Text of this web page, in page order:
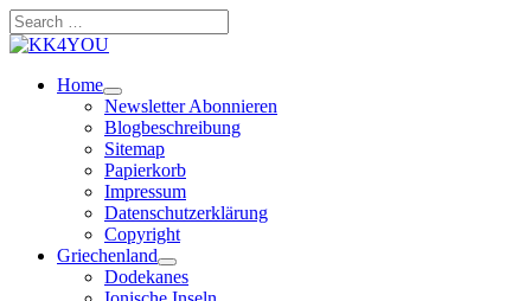
Zum
Inhalt
Search
…
Home
Newsletter Abonnieren
Blogbeschreibung
Sitemap
Papierkorb
Impressum
Datenschutzerklärung
Copyright
Griechenland
Dodekanes